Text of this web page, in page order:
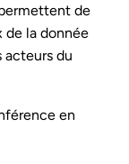
de
de la donnée
acteurs du
en